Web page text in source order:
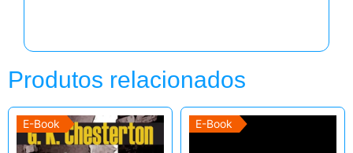
Produtos relacionados
E-Book E-Book